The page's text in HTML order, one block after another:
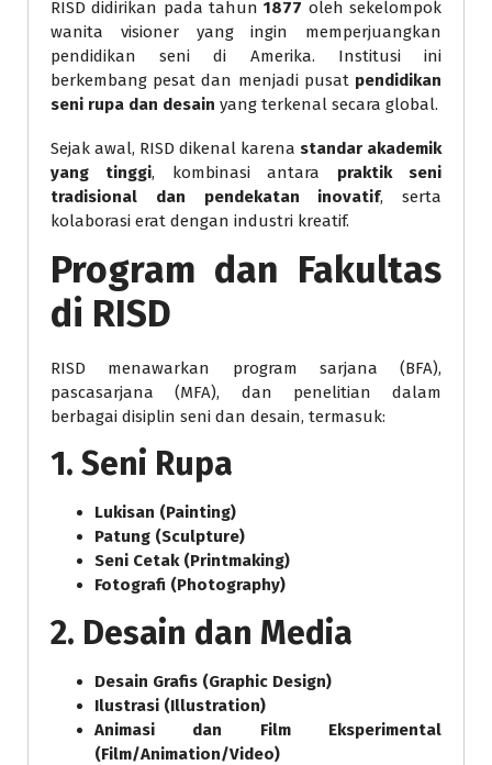
RISD didirikan pada tahun1877 oleh sekelompok
wanita visioner yang ingin memperjuangkan
pendidikan seni di Amerika. Institusi ini
berkembang pesat dan menjadi pusat pendidikan
seni rupa dan desain yang terkenal secara global.
Sejak awal, RISD dikenal karena standar akademik
yang tinggi, kombinasi antara praktik seni
tradisional dan pendekatan inovatif, serta
kolaborasi erat dengan industri kreatif.
Program dan Fakultas
di RISD
RISD menawarkan program sarjana (BFA),
pascasarjana (MFA), dan penelitian dalam
berbagai disiplin seni dan desain, termasuk:
1. Seni Rupa
Lukisan (Painting)
Patung (Sculpture)
Seni Cetak (Printmaking)
Fotografi (Photography)
2. Desain dan Media
Desain Grafis (Graphic Design)
Ilustrasi (Illustration)
Animasi dan Film Eksperimental
(Film/Animation/Video)